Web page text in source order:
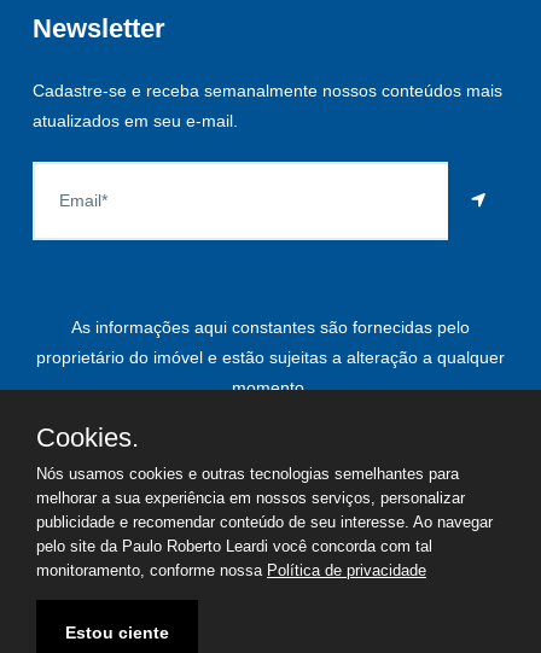
Newsletter
Cadastre-se e receba semanalmente nossos conteúdos mais
atualizados em seu e-mail.
As informações aqui constantes são fornecidas pelo
proprietário do imóvel e estão sujeitas a alteração a qualquer
momento.
©2026Copyright - Paulo Roberto Leardi | Todos os direitos
reservados
Cookies.
Nós usamos cookies e outras tecnologias semelhantes para
melhorar a sua experiência em nossos serviços, personalizar
publicidade e recomendar conteúdo de seu interesse. Ao navegar
pelo site da Paulo Roberto Leardi você concorda com tal
monitoramento, conforme nossa Política de privacidade
Estou ciente